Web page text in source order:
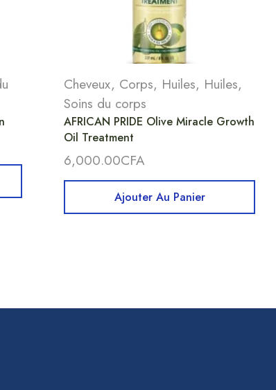
Cheveux, Corps, Huiles, Huiles,
Soins du corps
AFRICAN PRIDE Olive Miracle Growth
Oil Treatment
6,000.00CFA
Ajouter Au Panier